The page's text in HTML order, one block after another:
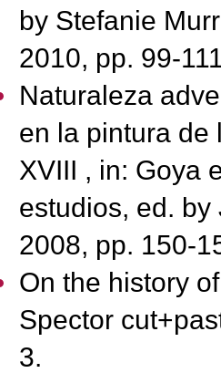
by Stefanie
2010, pp. 99-
Naturaleza
en la pintura de
XVIII , in: Goya
estudios, ed.
2008, pp. 150-
On the history
Spector
3.